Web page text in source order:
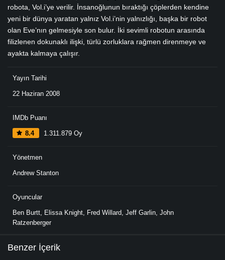
robota, Vol.i’ye verilir. İnsanoğlunun bıraktığı çöplerden kendine
yeni bir dünya yaratan yalnız Vol.i’nin yalnızlığı, başka bir robot
olan Eve’nın gelmesiyle son bulur. İki sevimli robotun arasında
filizlenen dokunaklı ilişki, türlü zorluklara rağmen direnmeye ve
ayakta kalmaya çalışır.
Yayın Tarihi
22 Haziran 2008
IMDb Puanı
8.4 1.311.879 Oy
Yönetmen
Andrew Stanton
Oyuncular
Ben Burtt, Elissa Knight, Fred Willard, Jeff Garlin, John
Ratzenberger
Benzer İçerik